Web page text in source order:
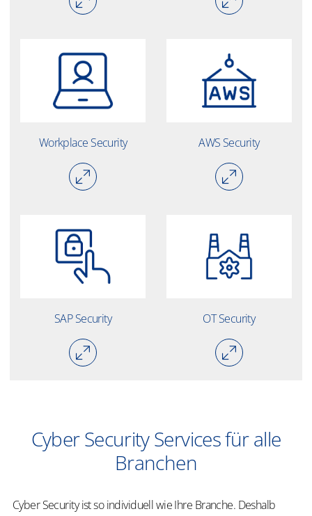
Workplace Security AWS Security
SAP Security OT Security
Cyber Security Services für alle
Branchen
Cyber Security ist so individuell wie Ihre Branche. Deshalb